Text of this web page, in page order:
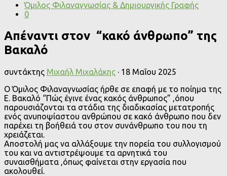
Όμιλος Φιλαναγνωσίας & Δημιουργικής Γραφής
0
Απέναντι στον “κακό άνθρωπο” της
Βακαλό
συντάκτης Μιχαήλ Μιχαλάκης · 18 Μαΐου 2025
Ο Όμιλος Φιλαναγνωσίας ήρθε σε επαφή με το ποίημα της
Ε. Βακαλό “Πώς έγινε ένας κακός άνθρωπος” ,όπου
παρουσιάζονται τα στάδια της διαδικασίας μετατροπής
ενός ανυποψίαστου ανθρώπου σε κακό άνθρωπο που δεν
παρέχει τη βοήθειά του στον συνάνθρωπο του που τη
χρειάζεται.
Αποστολή μας να αλλάξουμε την πορεία του συλλογισμού
του και να αντιστρέψουμε τα αρνητικά του
συναισθήματα ,όπως φαίνεται στην εργασία που
ακολουθεί.